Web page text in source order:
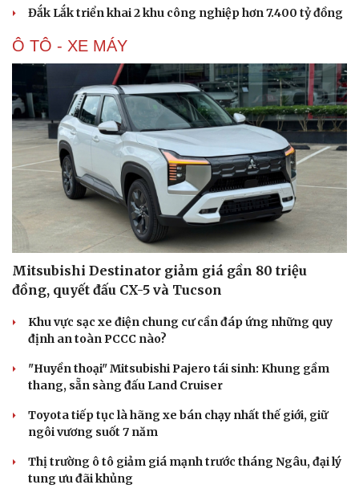
Đắk Lắk triển khai 2 khu công nghiệp hơn 7.400 tỷ đồng
Ô TÔ - XE MÁY
Mitsubishi Destinator giảm giá gần 80 triệu
đồng, quyết đấu CX-5 và Tucson
Khu vực sạc xe điện chung cư cần đáp ứng những quy
định an toàn PCCC nào?
"Huyền thoại" Mitsubishi Pajero tái sinh: Khung gầm
thang, sẵn sàng đấu Land Cruiser
Toyota tiếp tục là hãng xe bán chạy nhất thế giới, giữ
ngôi vương suốt 7 năm
Thị trường ô tô giảm giá mạnh trước tháng Ngâu, đại lý
tung ưu đãi khủng